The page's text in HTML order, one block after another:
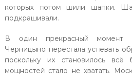
которых потом шили шапки.
подкрашивали.
В один прекрасный момент
Черницыно перестала успевать
поскольку их становилось
мощностей стало не хватать.